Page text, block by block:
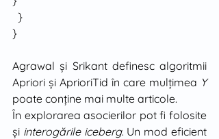
  }
}
Agrawal şi Srikant definesc algoritmii
Apriori şi AprioriTid în care mulţimea
Y
poate conţine mai multe articole.
În explorarea asocierilor pot fi folosite
şi interogările iceberg. Un mod eficient